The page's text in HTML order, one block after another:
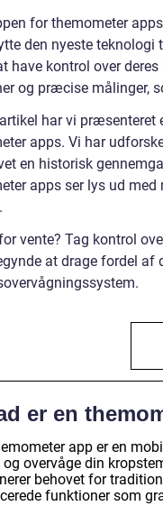
for themometer
den nyeste teknologi
have kontrol over
og præcise målinger,
har vi præsenteret
apps. Vi har
en historisk
apps ser lys ud
vente? Tag kontrol
at drage fordel af
er en
app er en
og overvåge din
behovet for
funktioner som